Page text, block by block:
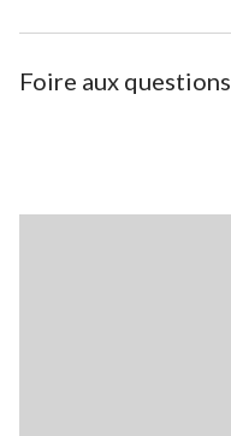
Foire aux questions